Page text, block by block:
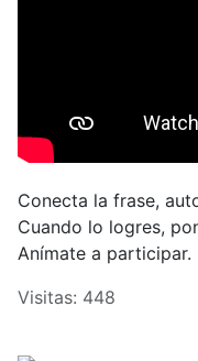
Conecta la frase,
Cuando lo logres,
Anímate a participar.
Visitas: 448